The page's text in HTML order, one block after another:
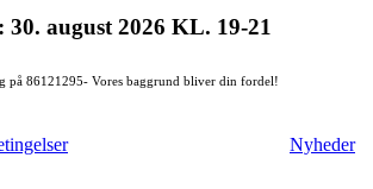
august 2026 KL. 19-21
86121295- Vores baggrund bliver din fordel!
Nyheder